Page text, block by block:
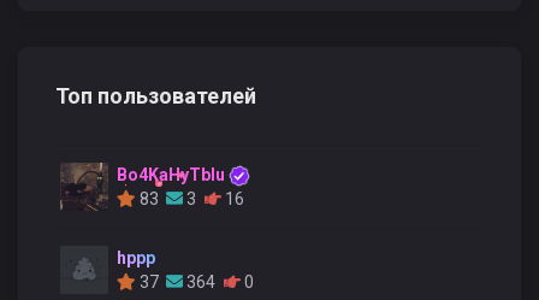
Топ пользователей
Bo4KaHyTblu
83
3 16
hppp
37
364 0